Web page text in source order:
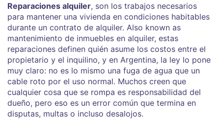
Reparaciones alquiler, son los trabajos necesarios
para mantener una vivienda en condiciones habitables
durante un contrato de alquiler. Also known as
mantenimiento de inmuebles en alquiler, estas
reparaciones definen quién asume los costos entre el
propietario y el inquilino, y en Argentina, la ley lo pone
muy claro: no es lo mismo una fuga de agua que un
cable roto por el uso normal. Muchos creen que
cualquier cosa que se rompa es responsabilidad del
dueño, pero eso es un error común que termina en
disputas, multas o incluso desalojos.